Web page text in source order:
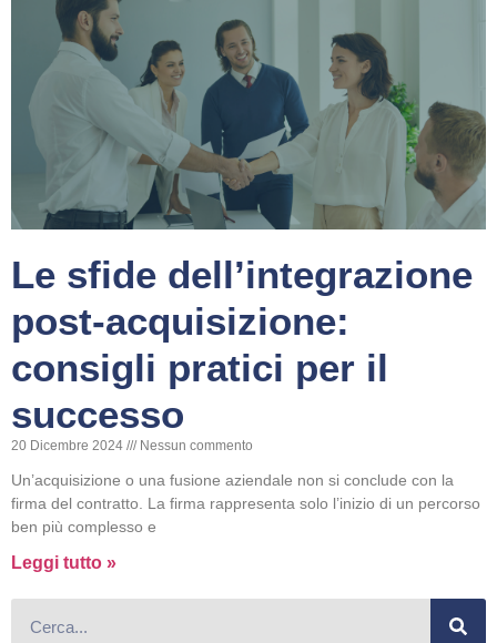
Le sfide dell’integrazione
post-acquisizione:
consigli pratici per il
successo
20 Dicembre 2024 Nessun commento
Un’acquisizione o una fusione aziendale non si conclude con la
firma del contratto. La firma rappresenta solo l’inizio di un percorso
ben più complesso e
Leggi tutto »